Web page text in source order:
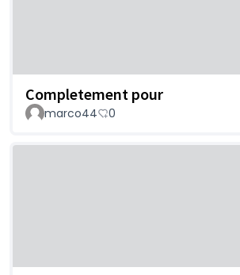
Completement pour
marco44 0